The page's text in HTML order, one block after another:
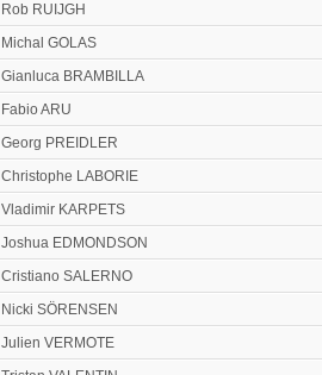
Rob RUIJGH
Michal GOLAS
Gianluca BRAMBILLA
Fabio ARU
Georg PREIDLER
Christophe LABORIE
Vladimir KARPETS
Joshua EDMONDSON
Cristiano SALERNO
Nicki SÖRENSEN
Julien VERMOTE